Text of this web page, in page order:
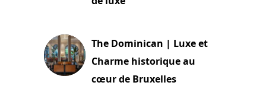
The Dominican | Luxe et
Charme historique au
cœur de Bruxelles